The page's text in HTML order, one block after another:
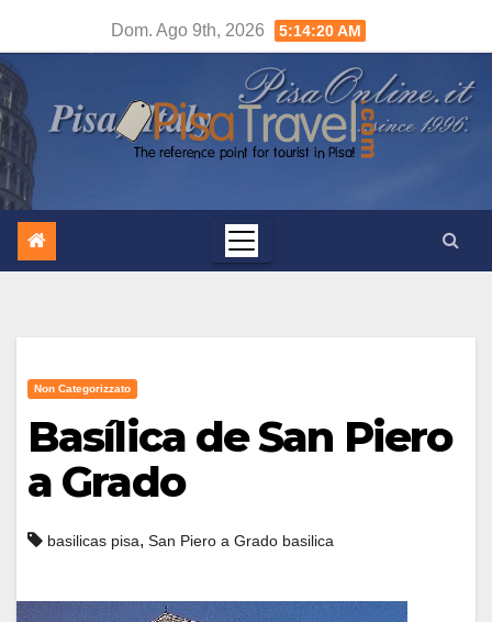
contenuto
Dom. Ago 9th, 2026 5:14:21 AM
Non Categorizzato
Basílica de San Piero
a Grado
basilicas pisa, San Piero a Grado basilica